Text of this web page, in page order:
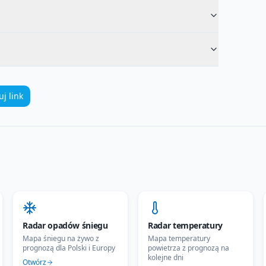
link
Radar opadów śniegu
Mapa śniegu na żywo z
prognozą dla Polski i Europy
Otwórz
Radar temperatury
Mapa temperatury
powietrza z prognozą na
kolejne dni